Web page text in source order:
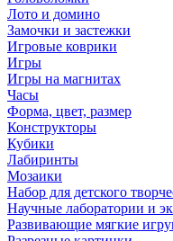
Лото и домино
Замочки и застежки
Игровые коврики
Игры
Игры на магнитах
Часы
Форма, цвет, размер
Конструкторы
Кубики
Лабиринты
Мозаики
Набор для детского
Научные лаборатории и
Развивающие мягкие